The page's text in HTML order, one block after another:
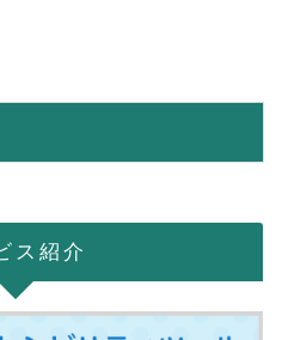
ス紹介